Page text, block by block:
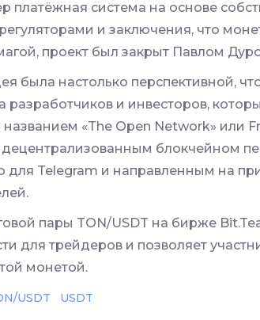
платёжная система на основе
и заключения, что
проект был закрыт Павлом
была настолько перспективной,
разработчиков и инвесторов,
«The Open Network» или
блокчейном
для Telegram и направленным на
пары TON/USDT на бирже
для трейдеров и позволяет
монетой.
USDT USDT